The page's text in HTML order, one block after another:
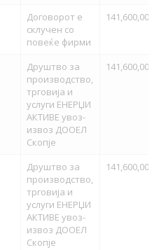
Договорот е
склучен со
повеќе фирми
Друштво за
производство,
трговија и
услуги ЕНЕРЏИ
АКТИВЕ увоз-
извоз ДООЕЛ
Скопје
Друштво за
производство,
трговија и
услуги ЕНЕРЏИ
АКТИВЕ увоз-
извоз ДООЕЛ
Скопје